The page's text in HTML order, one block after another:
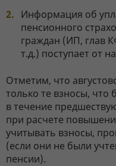
Информация об
пенсионного
граждан (ИП, глав
т.д.) поступает от
Отметим, что
только те взносы,
в течение
при расчете
учитывать взносы,
(если они не были
пенсии).